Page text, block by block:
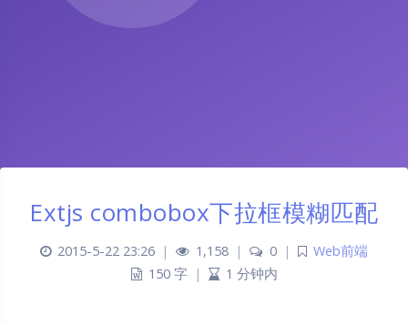
Extjs combobox下拉框模糊匹配
2015-5-22 23:26 | 1,158 | 0 |
Web前端
150 字
| 1 分钟内